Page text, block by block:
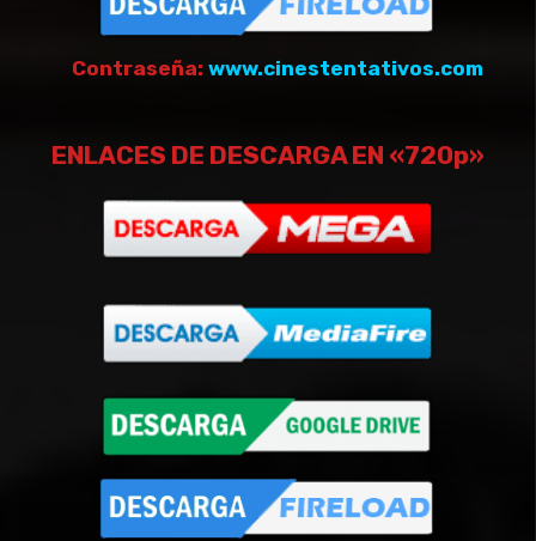
Contraseña: www.cinestentativos.com
ENLACES DE DESCARGA EN «720p»